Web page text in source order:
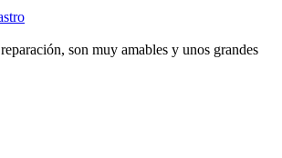
son muy amables y unos grandes